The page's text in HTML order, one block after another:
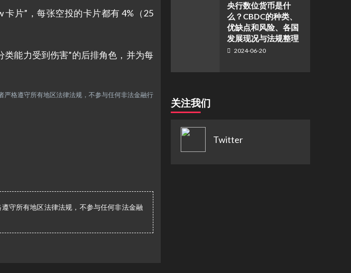
卡片”，每张空投的卡片都有 4%（25
能力受到伤害”的后排角色，并为每
格遵守所有地区法律法规，不参与任何非法金融行
守所有地区法律法规，不参与任何非法金融
央行数位货币是什
么？CBDC的种类、
优缺点和风险、各国
发展现况与法规整理
2024-06-20
关注我们
Twitter